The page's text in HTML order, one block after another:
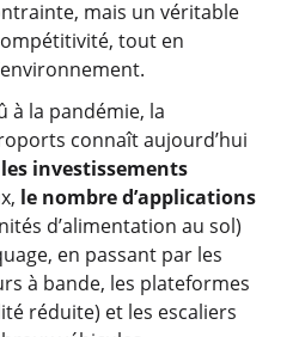
mais un véritable
tout en
à la pandémie, la
connaît aujourd’hui
les investissements
le nombre d’applications
d’alimentation au sol)
en passant par les
à bande, les plateformes
réduite) et les escaliers